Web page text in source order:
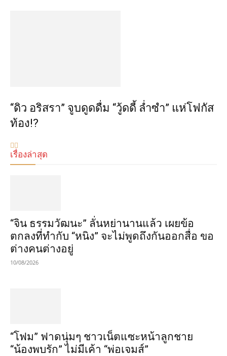
“ดิว อริสรา” จูบดูดดื่ม “วู้ดดี้ ล่ำซำ” แห่โฟกัส
ท้อง!?
เรื่องล่าสุด
“จิน ธรรมวัฒนะ” ลั่นหย่านานแล้ว เผยข้อ
ตกลงที่ทำกับ “หนิง” จะไม่พูดถึงกันออกสื่อ ขอ
ต่างคนต่างอยู่
10/08/2026
“โฟม” ฟาดนุ่มๆ ชาวเน็ตแซะหน้าลูกชาย
“น้องพบรัก” ไม่มีเค้า “พ่อเจมส์”